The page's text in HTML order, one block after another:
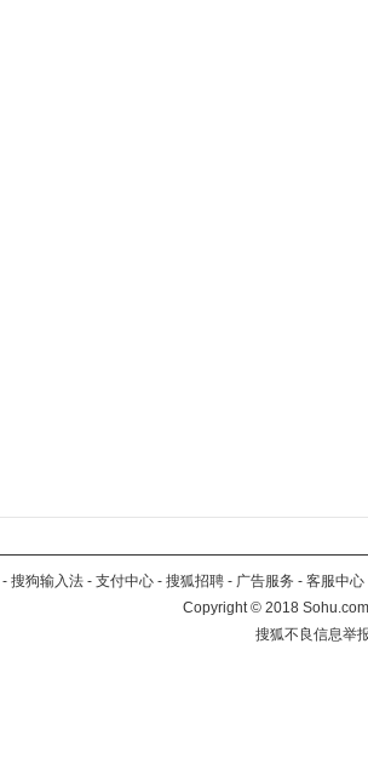
- 搜狗输入法 - 支付中心 - 搜狐招聘 - 广告服务 - 客服中心
Copyright©2018
搜狐不良信息举